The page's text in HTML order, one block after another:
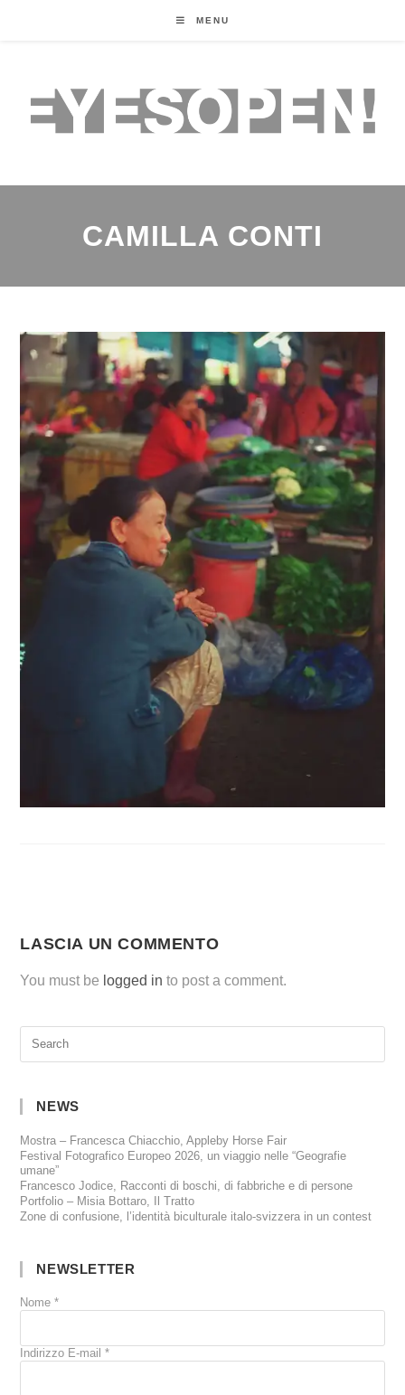
MENU
CAMILLA CONTI
LASCIA UN COMMENTO
You must be logged in to post a comment.
NEWS
Mostra – Francesca Chiacchio, Appleby Horse Fair
Festival Fotografico Europeo 2026, un viaggio nelle “Geografie
umane”
Francesco Jodice, Racconti di boschi, di fabbriche e di persone
Portfolio – Misia Bottaro, Il Tratto
Zone di confusione, l’identità biculturale italo-svizzera in un contest
NEWSLETTER
Nome*
Indirizzo E-mail*